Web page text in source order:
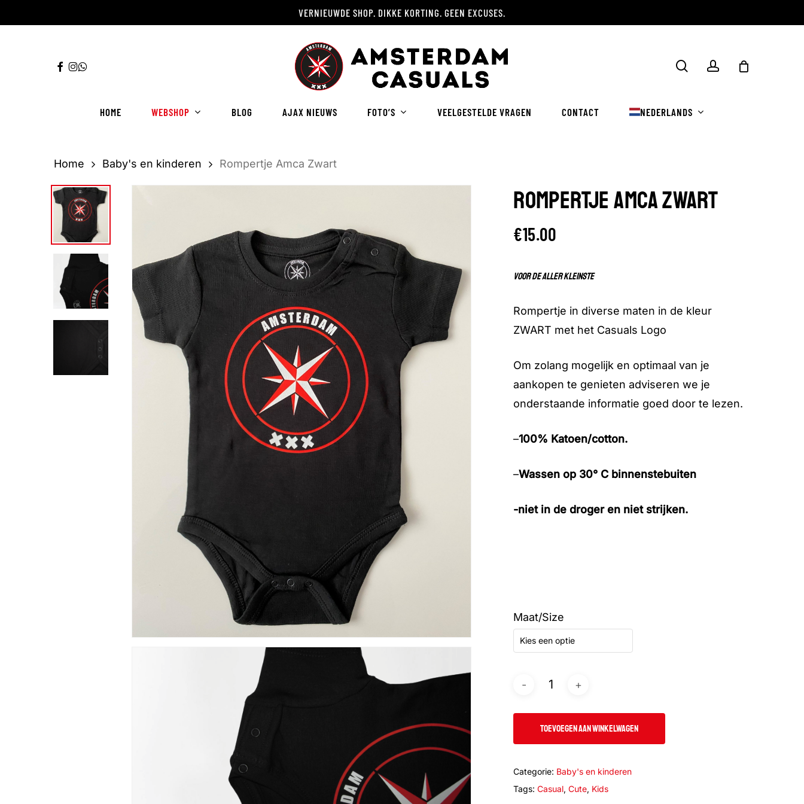
direct
VERNIEUWDE SHOP. DIKKE KORTING. GEEN EXCUSES.
FACEBOOK
INSTAGRAM
WHATSAPP
HOME WEBSHOP BLOG AJAX NIEUWS FOTO’S VEELGESTELDE VRAGEN CONTACT NEDERLANDS
Winkelwagen
Home Baby's en kinderen Rompertje Amca Zwart
ROMPERTJE AMCA ZWART
€15.00
Voor de aller kleinste
Rompertje in diverse maten in de kleur
ZWART met het Casuals Logo
Om zolang mogelijk en optimaal van je
aankopen te genieten adviseren we je
onderstaande informatie goed door te lezen.
–100% Katoen/cotton.
–Wassen op 30° C binnenstebuiten
-niet in de droger en niet strijken.
Maat/Size
Kies een optie
TOEVOEGEN AAN WINKELWAGEN
Categorie: Baby's en kinderen
Tags:Casual,Cute, Kids